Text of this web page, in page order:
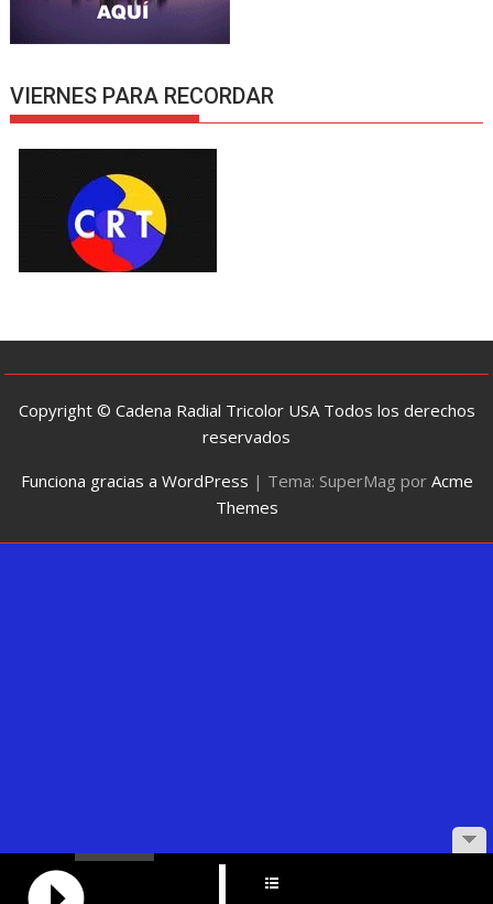
VIERNES PARA RECORDAR
Copyright © Cadena Radial Tricolor USA Todos los derechos
reservados
Funciona gracias a WordPress | Tema: SuperMag por Acme
Themes